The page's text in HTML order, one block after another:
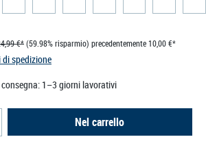
€*(59.98% risparmio) precedentemente 10,00 €*
di spedizione
1–3 giorni lavorativi
inserisci la quantità
Nel carrello